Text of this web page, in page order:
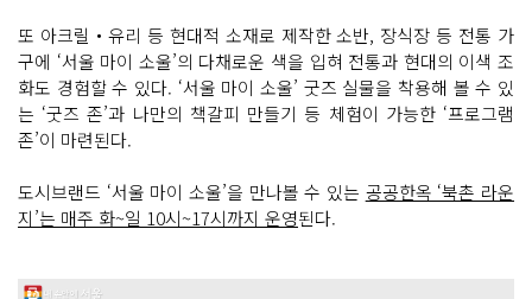
또 아크릴‧유리 등 현대적 소재로 제작한 소반, 장식장 등 전통 가
구에 ‘서울 마이 소울’의 다채로운 색을 입혀 전통과 현대의 이색 조
화도 경험할 수 있다. ‘서울 마이 소울’ 굿즈 실물을 착용해 볼 수 있
는 ‘굿즈 존’과 나만의 책갈피 만들기 등 체험이 가능한 ‘프로그램
존’이 마련된다.
도시브랜드 ‘서울 마이 소울’을 만나볼 수 있는 공공한옥 ‘북촌 라운
지’는 매주 화~일 10시~17시까지 운영된다.